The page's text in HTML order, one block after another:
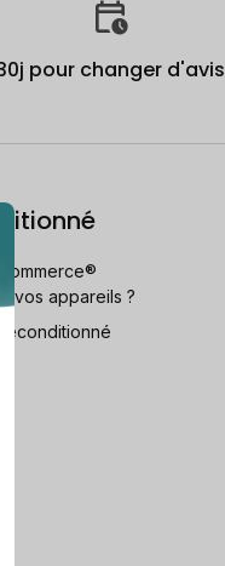
pour changer d'avis
vos appareils ?
reconditionné